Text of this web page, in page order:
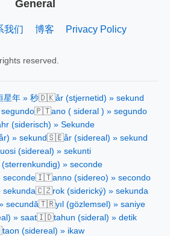
General
我们 博客 Privacy Policy
reserved.
星年 » 秒🇩🇰år (stjernetid) » sekund
🇵🇹ano ( sideral ) » segundo
(siderisch) » Sekunde
» sekund🇸🇪år (sidereal) » sekund
(sidereal) » sekunti
» seconde
seconde🇮🇹anno (sidereo) » secondo
sekunda🇨🇿rok (siderický) » sekunda
secundă🇹🇷yıl (gözlemsel) » saniye
» saat🇮🇩tahun (sideral) » detik
taon (sidereal) » ikaw